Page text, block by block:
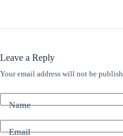
Leave a Reply
Your email address will not be
Name
Email